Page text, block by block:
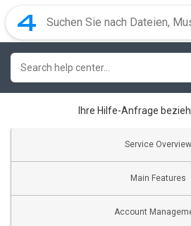
Ihre Hilfe-Anfrage
Service Overview
Main Features
Account